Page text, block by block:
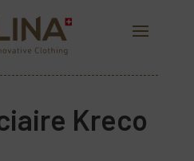
Kreco